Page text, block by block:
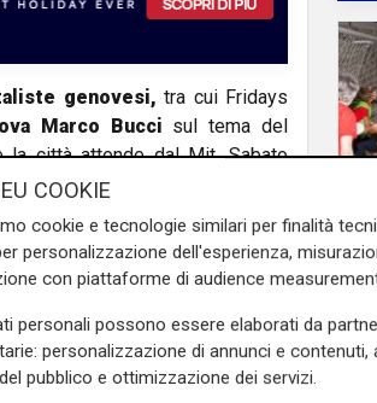
genovesi, tra cui Fridays
Marco Bucci sul tema del
la città attende dal Mit. Sabato
Micheli sui ritardi nell'arrivo
l'amministrazione locale
- si legge in una lettera
e MobìGe - non si tratta solo del
di finanziamento fatta per
mezzo adeguato il tram: è tutto
in piedi ed è dannoso per la
Comune indebolirà e taglierà il
Il
COOKIE
cookie e tecnologie similari per finalità
personalizzazione dell'esperienza,
con piattaforme di audience
personali possono essere elaborati da
personalizzazione di annunci e contenuti,
pubblico e ottimizzazione dei servizi.